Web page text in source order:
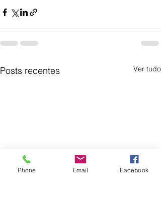
Posts recentes Ver tudo
Phone Email Facebook